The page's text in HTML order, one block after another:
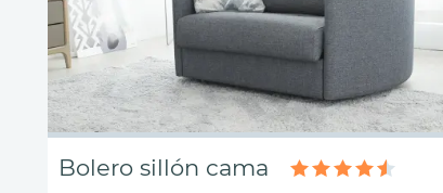
Bolero sillón cama